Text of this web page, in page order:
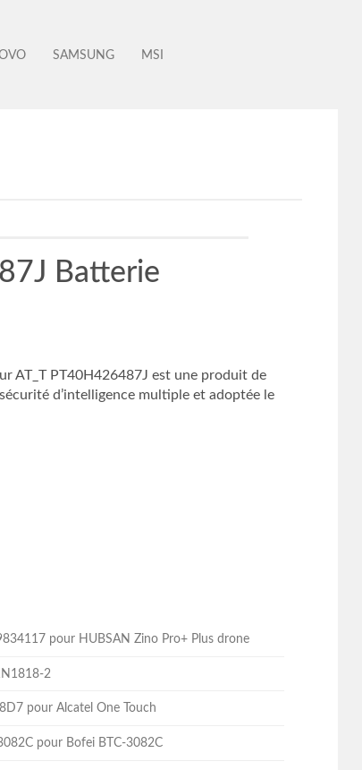
SAMSUNG MSI
Batterie
AT_T PT40H426487J est une produit de
d’intelligence multiple et adoptée le
pour HUBSAN Zino Pro+ Plus drone
2
pour Alcatel One Touch
pour Bofei BTC-3082C